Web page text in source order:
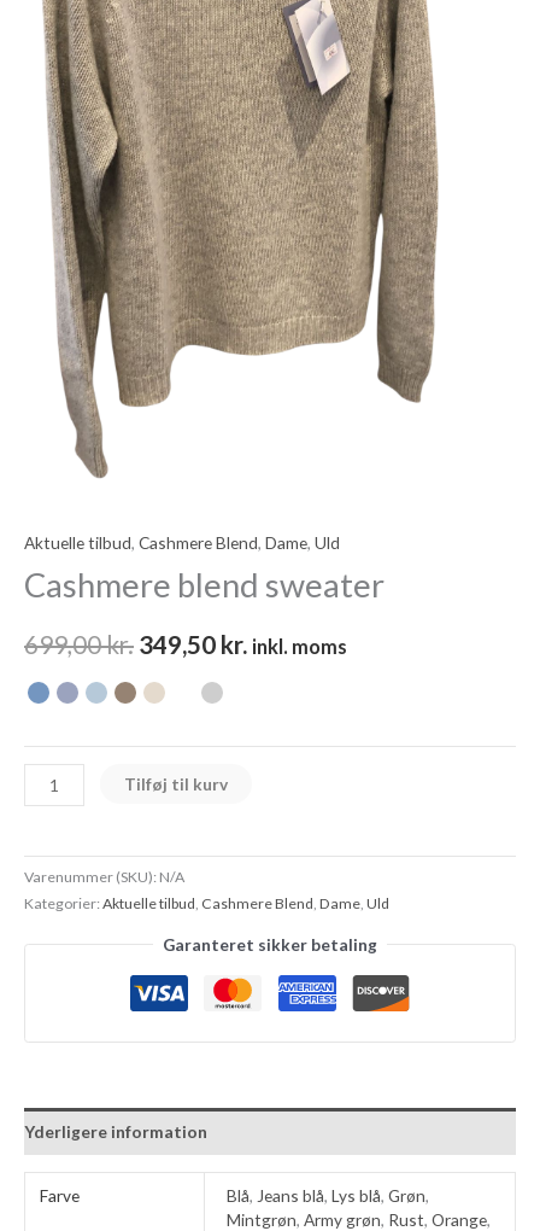
Aktuelle tilbud, Cashmere Blend, Dame, Uld
Cashmere blend sweater
699,00kr. 349,50 kr. inkl. moms
Tilføj til kurv
Varenummer (SKU): N/A
Kategorier:Aktuelle tilbud, Cashmere Blend, Dame, Uld
Garanteret sikker betaling
Yderligere information
Farve Blå, Jeans blå,Lys blå,Grøn,
Mintgrøn,Army grøn, Rust,Orange,